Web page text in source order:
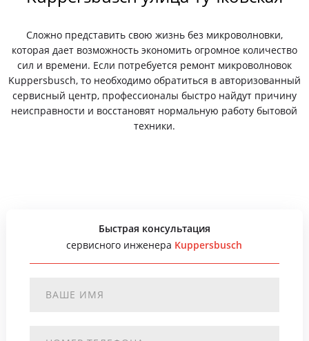
Сложно представить свою жизнь без микроволновки,
которая дает возможность экономить огромное количество
сил и времени. Если потребуется ремонт микроволновок
Kuppersbusch, то необходимо обратиться в авторизованный
сервисный центр, профессионалы быстро найдут причину
неисправности и восстановят нормальную работу бытовой
техники.
Быстрая консультация
сервисного инженера Kuppersbusch